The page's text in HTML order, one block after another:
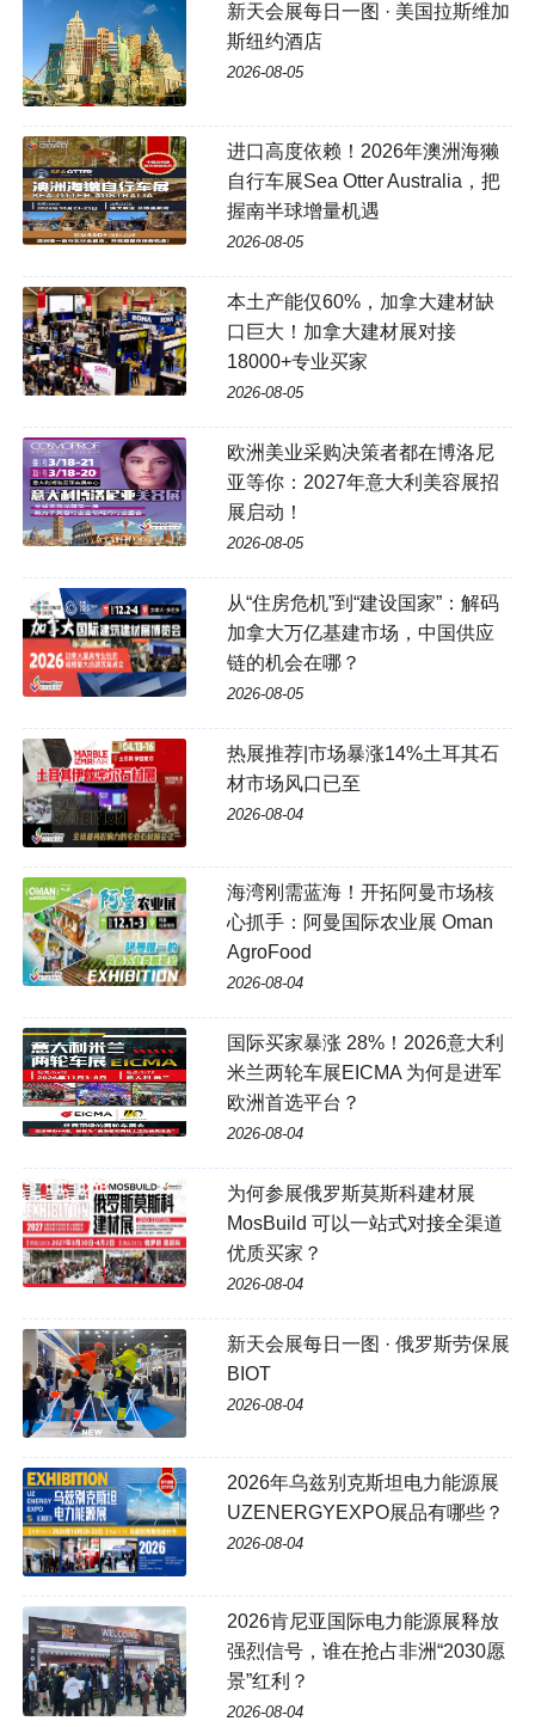
新天会展每日一图 · 美国拉斯维加
斯纽约酒店
2026-08-05
进口高度依赖！2026年澳洲海獭
自行车展Sea Otter Australia，把
握南半球增量机遇
2026-08-05
本土产能仅60%，加拿大建材缺
口巨大！加拿大建材展对接
18000+专业买家
2026-08-05
欧洲美业采购决策者都在博洛尼
亚等你：2027年意大利美容展招
展启动！
2026-08-05
从“住房危机”到“建设国家”：解码
加拿大万亿基建市场，中国供应
链的机会在哪？
2026-08-05
热展推荐|市场暴涨14%土耳其石
材市场风口已至
2026-08-04
海湾刚需蓝海！开拓阿曼市场核
心抓手：阿曼国际农业展 Oman
AgroFood
2026-08-04
国际买家暴涨 28%！2026意大利
米兰两轮车展EICMA 为何是进军
欧洲首选平台？
2026-08-04
为何参展俄罗斯莫斯科建材展
MosBuild 可以一站式对接全渠道
优质买家？
2026-08-04
新天会展每日一图 · 俄罗斯劳保展
BIOT
2026-08-04
2026年乌兹别克斯坦电力能源展
UZENERGYEXPO展品有哪些？
2026-08-04
2026肯尼亚国际电力能源展释放
强烈信号，谁在抢占非洲“2030愿
景”红利？
2026-08-04